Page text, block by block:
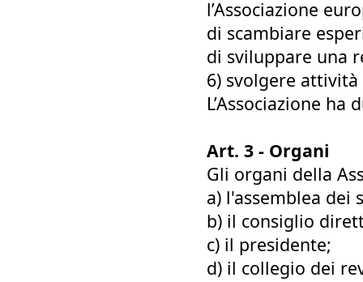
l’Associazione
di scambiare
di sviluppare una
6) svolgere
L’Associazione
Art. 3 - Organi
Gli organi della
a) l'assemblea dei
b) il consiglio
c) il presidente;
d) il collegio dei